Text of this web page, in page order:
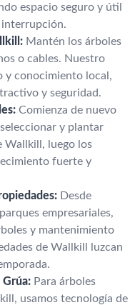
espacio seguro y útil
Mantén los árboles
o cables. Nuestro
y conocimiento local,
y seguridad.
Comienza de nuevo
y plantar
Wallkill, luego los
fuerte y
Desde
empresariales,
y mantenimiento
de Wallkill luzcan
Grúa: Para árboles
usamos tecnología de